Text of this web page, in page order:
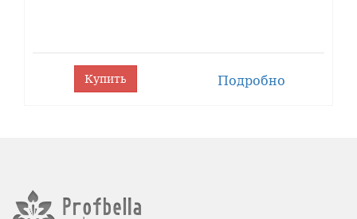
Купить Подробно